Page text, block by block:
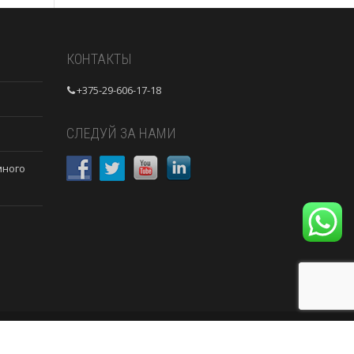
КОНТАКТЫ
+375-29-606-17-18
СЛЕДУЙ ЗА НАМИ